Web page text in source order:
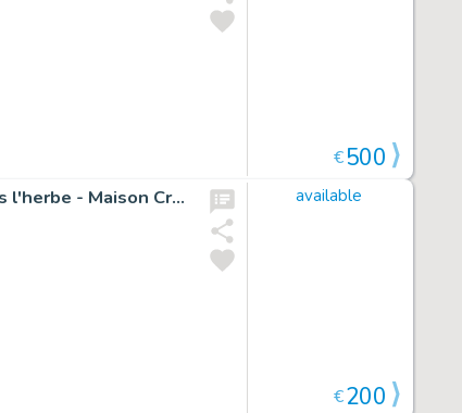
€500
Illustration originale pour la page de titre : Chapitre 07, Sous l'herbe - Maison Croa Croa available
€200